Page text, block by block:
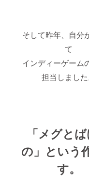
そして昨年、自分
て
インディーゲーム
担当しました
「メグと
の」 という
す。